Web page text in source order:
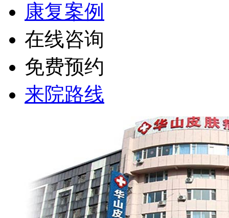
康复案例
在线咨询
免费预约
来院路线